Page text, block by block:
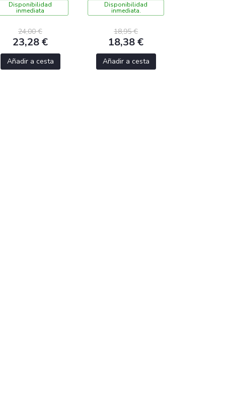
Disponibilidad
inmediata
24,00 €
23,28 €
Añadir a cesta
Disponibilidad
inmediata.
18,95 €
18,38 €
Añadir a cesta